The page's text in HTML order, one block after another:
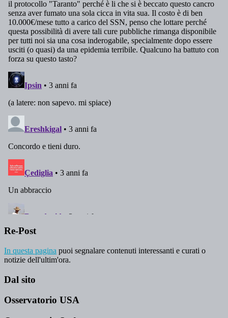
Re-Post
In questa pagina puoi segnalare contenuti interessanti e curati o
notizie dell'ultim'ora.
Dal sito
Osservatorio USA